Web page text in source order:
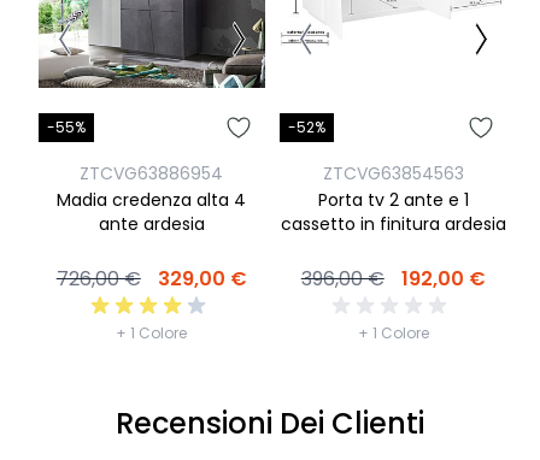
-55%
ZTCVG63886954
Madia credenza alta 4
ante ardesia
726,00 € 329,00 €
+ 1 Colore
-52%
ZTCVG63854563
Porta tv 2 ante e 1
cassetto in finitura ardesia
396,00 € 192,00 €
+ 1 Colore
Recensioni Dei Clienti